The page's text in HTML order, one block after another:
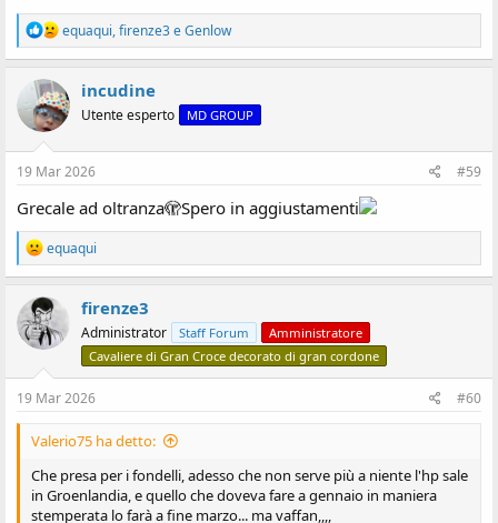
R
e
a
i
o
i
equaqui,firenze3eGenlow
incudine
Utente esperto MD GROUP
19 Mar 2026 #59
Grecale ad oltranza🫣Spero in aggiustamenti
R
e
a
z
i
o
n
i
equaqui
firenze3
Administrator Staff Forum
Amministratore
Cavaliere di Gran Croce decorato di gran cordone
19 Mar 2026 #60
Valerio75 ha detto:
Che presa per i fondelli, adesso che non serve più a niente l'hp sale
in Groenlandia, e quello che doveva fare a gennaio in maniera
stemperata lo farà a fine marzo... ma vaffan,,,,